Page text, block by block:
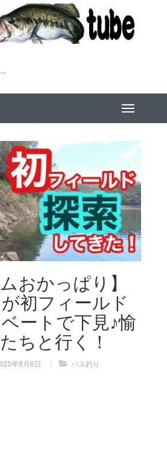
おかっぱり】
初フィールド
ートで下見♪愉
ちと行く！
年8月6日 / バス釣り